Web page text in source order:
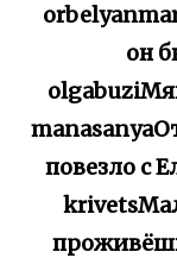
он
повезло с